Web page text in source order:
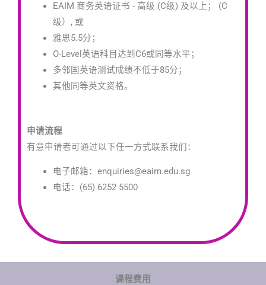
EAIM 商务英语证书 - 高级 (C级) 及以上； (C
级） , 或
雅思5.5分；
O-Level英语科目达到C6或同等水平；
多邻国英语测试成绩不低于85分；
其他同等英文资格。
申请流程
有意申请者可通过以下任一方式联系我们：
电子邮箱：enquiries@eaim.edu.sg
电话：(65) 6252 5500
课程费用